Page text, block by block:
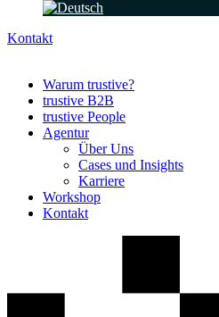
Kontakt
Warum trustive?
trustive B2B
trustive People
Agentur
Über Uns
Cases und Insights
Karriere
Workshop
Kontakt